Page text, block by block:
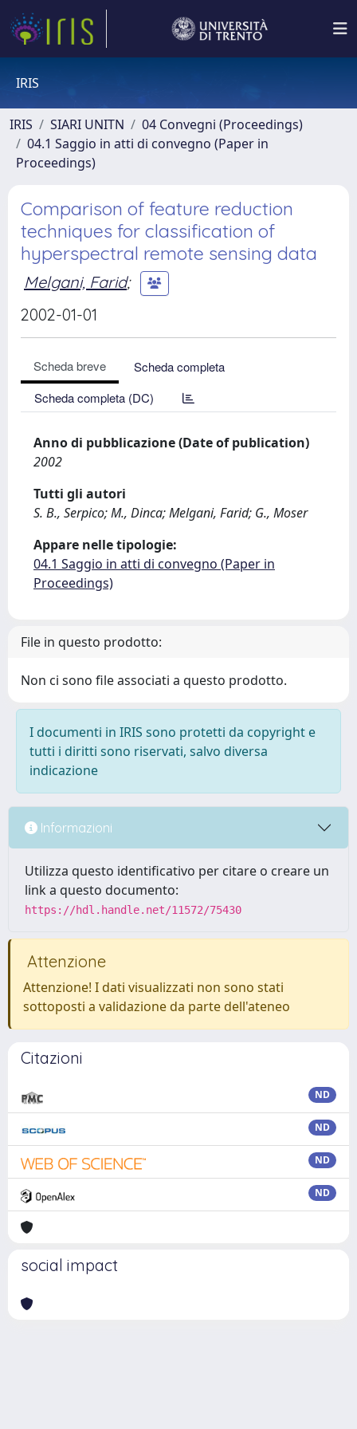
IRIS
IRIS SIARI UNITN
04 Convegni (Proceedings)
04.1 Saggio in atti di convegno (Paper in
Proceedings)
Comparison of feature reduction
techniques for classification of
hyperspectral remote sensing data
Melgani, Farid;
2002-01-01
Scheda breve
Scheda completa
Scheda completa (DC)
Anno di pubblicazione (Date of publication)
2002
Tutti gli autori
S. B., Serpico; M., Dinca; Melgani, Farid; G., Moser
Appare nelle tipologie:
04.1 Saggio in atti di convegno (Paper in
Proceedings)
File in questo prodotto:
Non ci sono file associati a questo prodotto.
I documenti in IRIS sono protetti da copyright e
tutti i diritti sono riservati, salvo diversa
indicazione
Informazioni
Utilizza questo identificativo per citare o creare un
link a questo documento:
https://hdl.handle.net/11572/75430
Attenzione
Attenzione! I dati visualizzati non sono stati
sottoposti a validazione da parte dell'ateneo
Citazioni
ND
ND
ND
ND
social impact